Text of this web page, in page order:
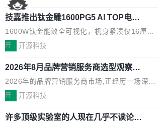
了，你为什么还要再做一个"，我都觉得这个问题
问得好。 因为我自己也是从用户变成开发者的。
现有产品的天花板 我用过不少 AI 浏览器插件。
刚开始觉得都挺好——选中一段文字，弹出解
要。但用久了你会发现，它们本质上都是同一类
东西：一个带网页上下文的聊天框。 它们能读取
页面的文本，然后把文本丢给大模型，再返回一
段回答。仅此而已。 这当然有用，但总觉得差点
意思。比如我在一个后台管理系统里，需要填50
技嘉推出钛金雕1600PG5 AI TOP电
源：为发烧级主机与本地AI算力打造旗
舰供电方案
1600W钛金能效全可视化，机身紧凑仅16厘米
继2026台北电脑展首度亮相后，技嘉科技近日正
电源专为发烧级DIY主机与本地AI算力平台打
造，整机长度仅16厘米，提供1600W额定功率
与80PLUS钛金能效；支持ATX 3.1与PCIe 5.1
规范，结合服务器级元件、完善供电线材与内置
实时LCD监控屏，可充分满足当下高阶PC主机
开 开源科技
2026年8月品牌营销服务商选型观察：
从流量思维到品牌资产思维的范式转移
2026年的品牌营销服务商市场,正经历一场深刻
的价值重构。全球全案品牌代理机构市场从2025
复合增长率达5.44%,预计2032年将突破120亿美
开 开源科技
许多顶级实验室的人现在几乎不读论文